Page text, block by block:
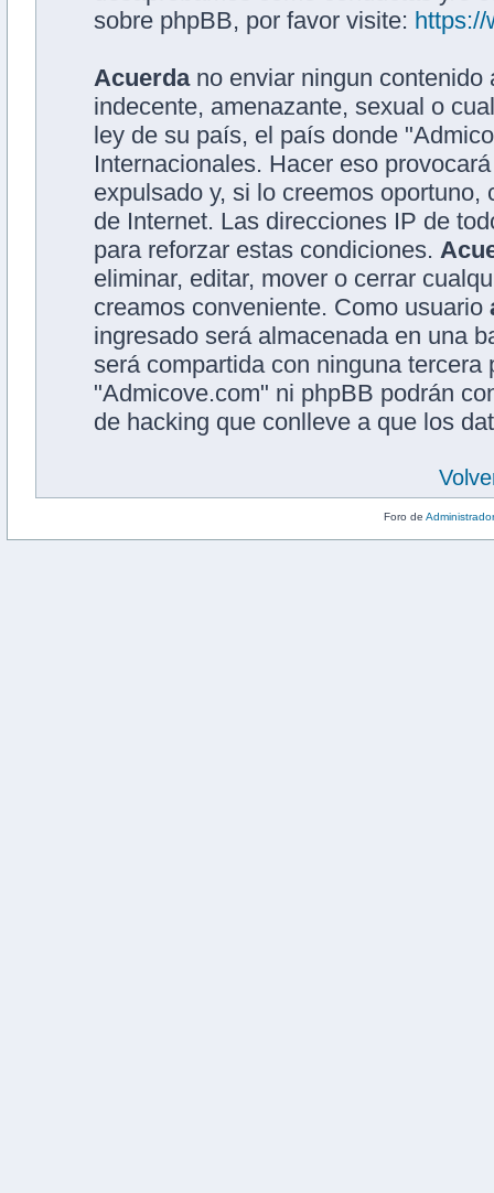
sobre phpBB, por favor visite: https://
Acuerdano enviar ningun contenido
indecente, amenazante, sexual o
ley de su país, el país donde
Internacionales. Hacer eso
expulsado y, si lo creemos
de Internet. Las direcciones IP de
para reforzar estas condiciones.
eliminar, editar, mover o cerrar
creamos conveniente. Como usuario
ingresado será almacenada en una
será compartida con ninguna
"Admicove.com" ni phpBB podrán
de hacking que conlleve a que los
Foro de